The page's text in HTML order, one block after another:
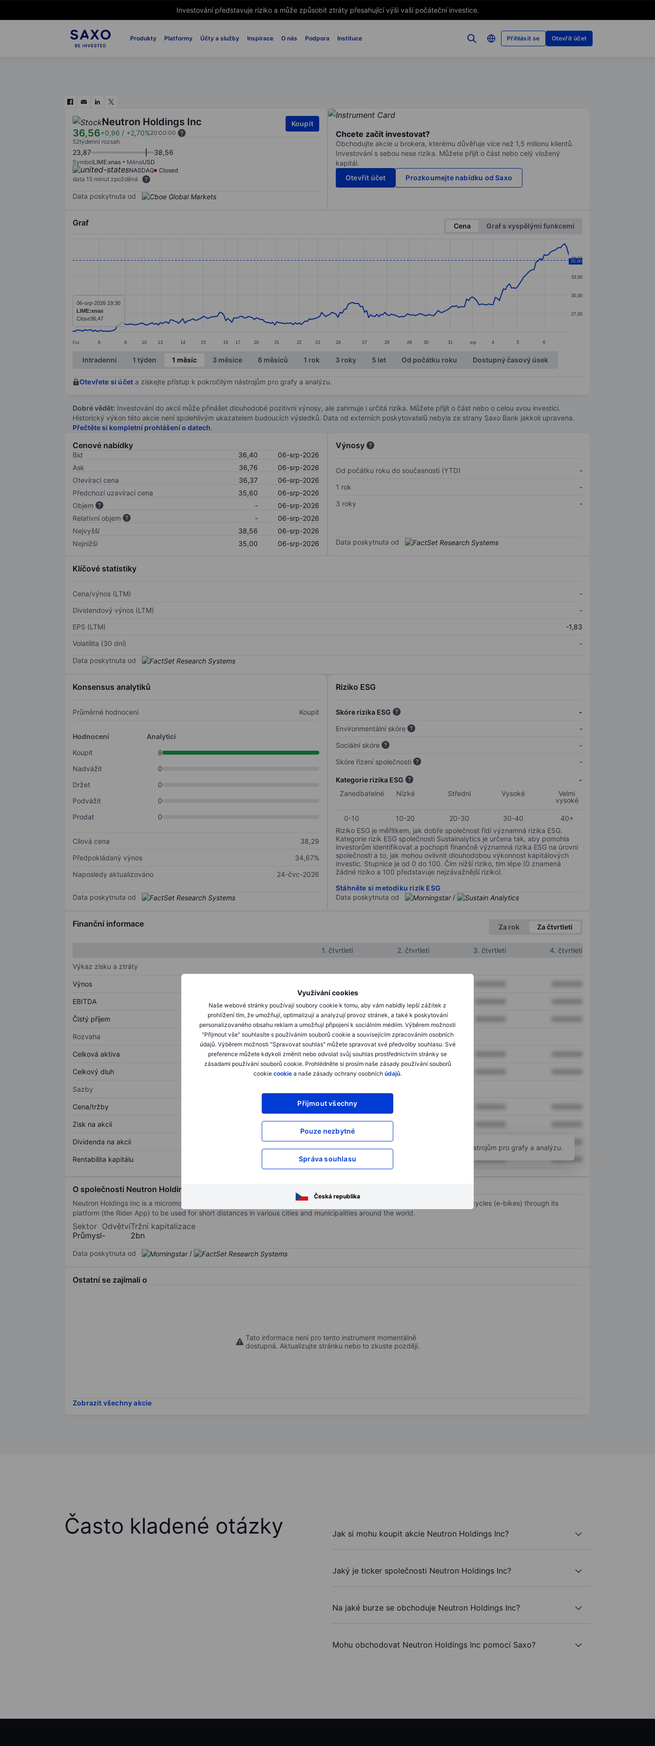
Investování představuje riziko a může způsobit ztráty přesahující výši vaší počáteční investice.
Produkty Platformy Účty a služby Inspirace O nás Podpora Instituce Přihlásit se Otevřít účet
Využívání cookies
Naše webové stránky používají soubory cookie k tomu, aby vám nabídly lepší zážitek z
prohlížení tím, že umožňují, optimalizují a analyzují provoz stránek, a také k poskytování
personalizovaného obsahu reklam a umožňují připojení k sociálním médiím. Výběrem možnosti
"Přijmout vše" souhlasíte s používáním souborů cookie a souvisejícím zpracováním osobních
údajů. Výběrem možnosti "Spravovat souhlas" můžete spravovat své předvolby souhlasu. Své
preference můžete kdykoli změnit nebo odvolat svůj souhlas prostřednictvím stránky se
zásadami používání souborů cookie. Prohlédněte si prosím naše zásady používání souborů
cookie cookie a naše zásady ochrany osobních údajů.
Přijmout všechny
Pouze nezbytné
Správa souhlasu
Česká republika
Neutron Holdings Inc
36,56+0,96 / +2,70%20:00:00
Koupit
52týdenní rozsah
23,87 38,56
SymbolLIME:xnas MěnaUSD
NASDAQ
Closed
data 15 minut zpožděná
Data poskytnuta od
Chcete začít investovat?
Obchodujte akcie u brokera, kterému důvěřuje více než 1,5 milionu klientů.
Investování s sebou nese rizika. Můžete přijít o část nebo celý vložený
kapitál.
Otevřít účet
Prozkoumejte nabídku od Saxo
Graf Cena
Graf s vyspělými funkcemi
Line chart with 244 data points.
čvc 8 9 10 13 14 15 16 17 20 21 22 23 24 27 28 29 30 31 srp 4 5 6
27,00
30,00
33,00
36,00
35,60
06-srp-2026 19:30
LIME:xnas
Close36,47
End of interactive chart.
Intradenní 1 týden 1 měsíc 3 měsíce 6 měsíců 1 rok 3 roky 5 let Od počátku roku Dostupný časový úsek
Otevřete si účet a získejte přístup k pokročilým nástrojům pro grafy a analýzu.
Dobré vědět: Investování do akcií může přinášet dlouhodobé pozitivní výnosy, ale zahrnuje i určitá rizika. Můžete přijít o část nebo o celou svou investici.
Historický výkon této akcie není spolehlivým ukazatelem budoucích výsledků. Data od externích poskytovatelů nebyla ze strany Saxo Bank jakkoli upravena.
Přečtěte si kompletní prohlášení o datech.
Cenové nabídky
Bid 36,40
06-srp-2026
Ask
36,76
06-srp-2026
Otevírací cena
36,37
06-srp-2026
Předchozí uzavírací cena
35,60
06-srp-2026
Objem
-
06-srp-2026
Relativní objem
-
06-srp-2026
Nejvyšší
38,56
06-srp-2026
Nejnižší
35,00 06-srp-2026
Výnosy
Od počátku roku do současnosti (YTD)
-
1 rok
-
3 roky
-
Data poskytnuta od
Klíčové statistiky
Cena/výnos (LTM)
-
Dividendový výnos (LTM)
-
EPS (LTM)
-1,83
Volatilita (30 dní)
-
Data poskytnuta od
Konsensus analytiků
Průměrné hodnocení Koupit
Hodnocení
Analytici
Koupit
8
Nadvážit
0
Držet
0
Podvážit
0
Prodat
0
Cílová cena
38,29
Předpokládaný výnos
34,67%
Naposledy aktualizováno
24-čvc-2026
Data poskytnuta od
Riziko ESG
Skóre rizika ESG
-
Environmentální skóre
-
Sociální skóre
-
Skóre řízení společnosti
-
Kategorie rizika ESG
-
Zanedbatelné
Nízké Střední Vysoké
Velmi
vysoké
0-10 10-20 20-30 30-40
40+
Riziko ESG je měřítkem, jak dobře společnost řídí významná rizika ESG.
Kategorie rizik ESG společnosti Sustainalytics je určena tak, aby pomohla
investorům identifikovat a pochopit finančně významná rizika ESG na úrovni
společnosti a to, jak mohou ovlivnit dlouhodobou výkonnost kapitálových
investic. Stupnice je od 0 do 100. Čím nižší riziko, tím lépe (0 znamená
žádné riziko a 100 představuje nejzávažnější riziko).
Stáhněte si metodiku rizik ESG
Data poskytnuta od
/
Finanční informace Za rok Za čtvrtletí
1. čtvrtletí 2. čtvrtletí 3. čtvrtletí
4. čtvrtletí
Výkaz zisku a ztráty
Výnos
EBITDA XXXXXXX XXXXXXX
Čistý příjem XXXXXXX XXXXXXX
Rozvaha
Celková aktiva XXXXXXX XXXXXXX
Celkový dluh XXXXXXX XXXXXXX
Sazby
Cena/tržby XXXXXXX
Zisk na akcii XXXXXXX
Dividenda na akcii XXXXXXX
Rentabilita kapitálu XXXXXXX XXXXXXX XXXXXXX
Otevřete si účeta získejte přístup k pokročilým nástrojům pro grafy a analýzu.
O společnosti Neutron Holdings Inc
Neutron Holdings Inc is a micromobility company that provides rentals of shared electric scooters (e-scooters) and electric bicycles (e-bikes) through its
platform (the Rider App) to be used for short distances in various cities and municipalities around the world.
Sektor
Průmysl
Odvětví
-
Tržní kapitalizace
2bn
Data poskytnuta od /
Ostatní se zajímali o
Tato informace není pro tento instrument momentálně
dostupná. Aktualizujte stránku nebo to zkuste později.
Zobrazit všechny akcie
Často kladené otázky Jak si mohu koupit akcie Neutron Holdings Inc?
Jaký je ticker společnosti Neutron Holdings Inc?
Na jaké burze se obchoduje Neutron Holdings Inc?
Mohu obchodovat Neutron Holdings Inc pomocí Saxo?